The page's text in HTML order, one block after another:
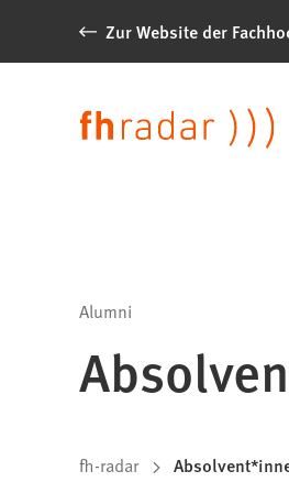
Inhalt anspringenZur Website der
der
Sprache
Alumni
Sie
fh-radar